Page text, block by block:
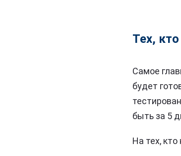
Тех,
Самое
будет
быть за 5
На тех,